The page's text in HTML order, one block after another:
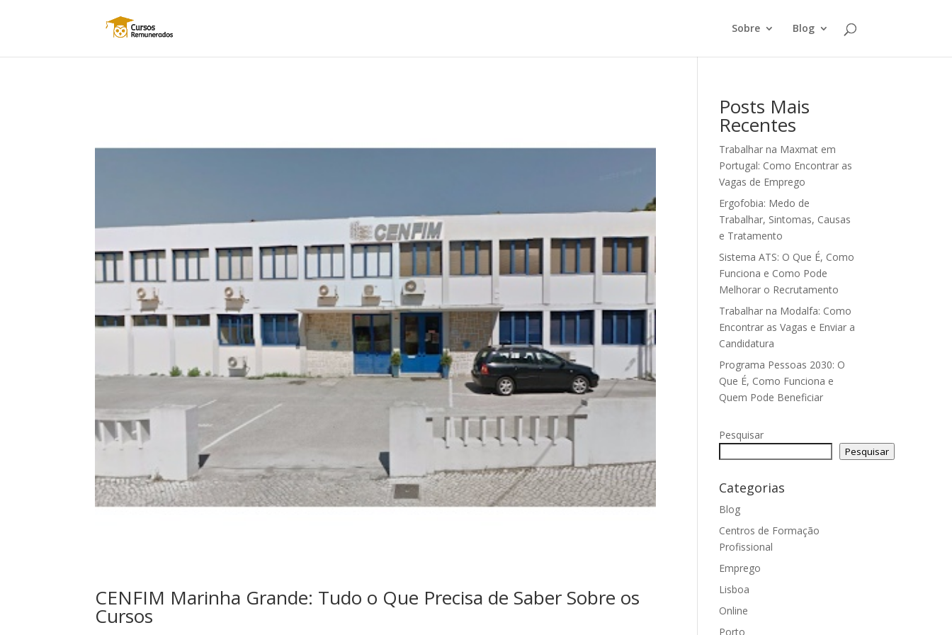
Sobre Blog
CENFIM Marinha Grande: Tudo o Que Precisa de Saber Sobre os
Cursos
Posts Mais
Recentes
Trabalhar na Maxmat em
Portugal: Como Encontrar as
Vagas de Emprego
Ergofobia: Medo de
Trabalhar, Sintomas, Causas
e Tratamento
Sistema ATS: O Que É, Como
Funciona e Como Pode
Melhorar o Recrutamento
Trabalhar na Modalfa: Como
Encontrar as Vagas e Enviar a
Candidatura
Programa Pessoas 2030: O
Que É, Como Funciona e
Quem Pode Beneficiar
Pesquisar
Pesquisar
Categorias
Blog
Centros de Formação
Profissional
Emprego
Lisboa
Online
Porto